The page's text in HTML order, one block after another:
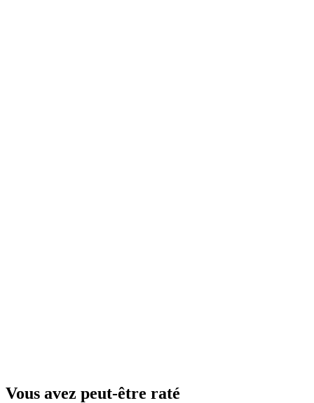
Vous avez peut-être raté